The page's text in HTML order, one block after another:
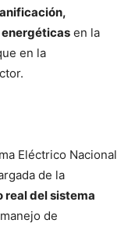
en la
en la
Eléctrico Nacional
de la
real del sistema
de